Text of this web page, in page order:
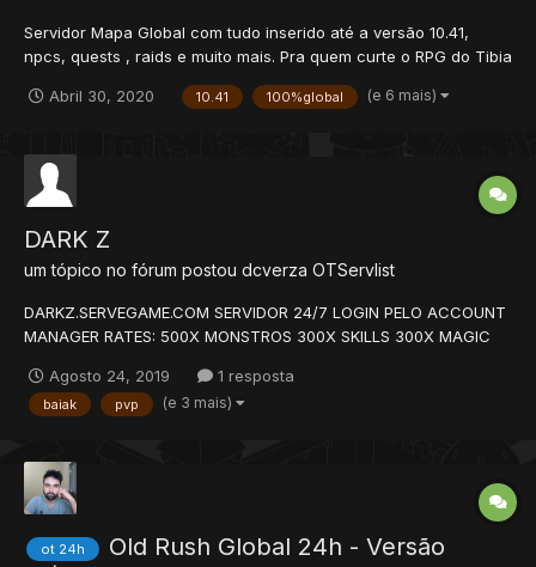
Servidor Mapa Global com tudo inserido até a versão 10.41,
npcs, quests , raids e muito mais. Pra quem curte o RPG do Tibia
Online 24/h por dia, sem lag com host dedicado. IP:
Abril 30, 2020 10.41 100%global (e 6 mais)
DARK Z
um tópico no fórum postou dcverza OTServlist
DARKZ.SERVEGAME.COM SERVIDOR 24/7 LOGIN PELO ACCOUNT
MANAGER RATES: 500X MONSTROS 300X SKILLS 300X MAGIC
ITENS PARA CADA VIP) MAPA TOTALMENTE INOVADO CLASSES
EQUILIBRADAS NOVAS RUNA...
Agosto 24, 2019 1 resposta
baiak pvp (e 3 mais)
ot 24h
Old Rush Global 24h - Versão